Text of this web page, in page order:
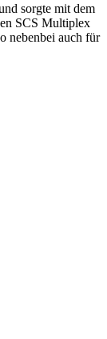
sorgte mit dem
SCS Multiplex
nebenbei auch für